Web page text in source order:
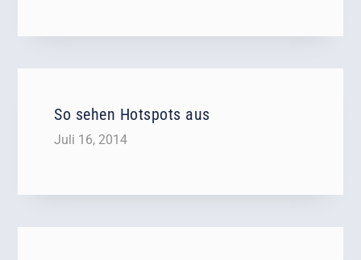
So sehen Hotspots aus
Juli 16, 2014